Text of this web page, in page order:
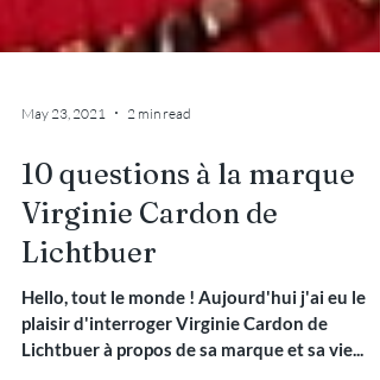
May 23, 2021 2 min read
10 questions à la marque
Virginie Cardon de
Lichtbuer